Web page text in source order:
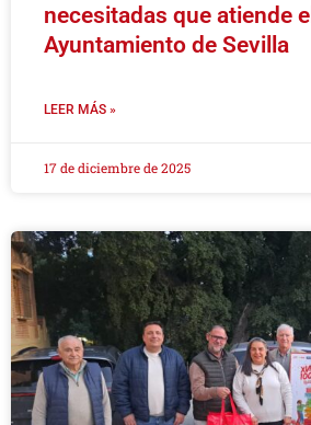
necesitadas que atiende el
Ayuntamiento de Sevilla
LEER MÁS »
17 de diciembre de 2025